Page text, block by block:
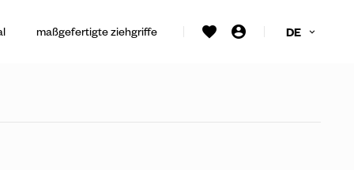
maßgefertigte ziehgriffe DE